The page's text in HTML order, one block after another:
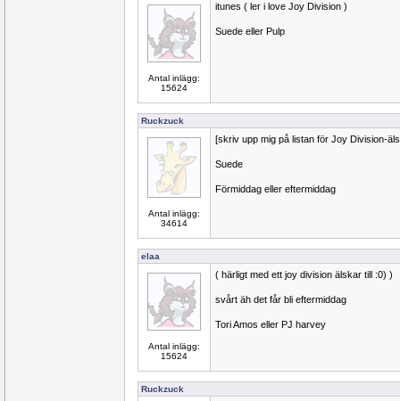
Antal inlägg:
15624
itunes ( ler i love Joy Division )
Suede eller Pulp
Ruckzuck
Antal inlägg:
34614
[skriv upp mig på listan för Joy Division-
Suede
Förmiddag eller eftermiddag
elaa
Antal inlägg:
15624
( härligt med ett joy division älskar till :0) )
svårt äh det får bli eftermiddag
Tori Amos eller PJ harvey
Ruckzuck